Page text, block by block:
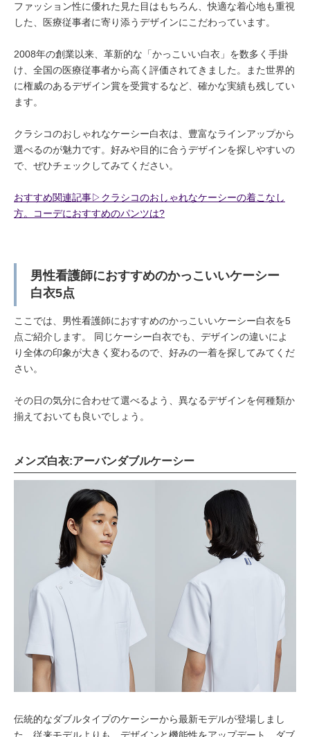
ファッション性に優れた見た目はもちろん、快適な着心地も重視
した、医療従事者に寄り添うデザインにこだわっています。
2008年の創業以来、革新的な「かっこいい白衣」を数多く手掛
け、全国の医療従事者から高く評価されてきました。また世界的
に権威のあるデザイン賞を受賞するなど、確かな実績も残してい
ます。
クラシコのおしゃれなケーシー白衣は、豊富なラインアップから
選べるのが魅力です。好みや目的に合うデザインを探しやすいの
で、ぜひチェックしてみてください。
おすすめ関連記事▷クラシコのおしゃれなケーシーの着こなし
方。コーデにおすすめのパンツは?
男性看護師におすすめのかっこいいケーシー
白衣5点
ここでは、男性看護師におすすめのかっこいいケーシー白衣を5
点ご紹介します。 同じケーシー白衣でも、デザインの違いによ
り全体の印象が大きく変わるので、好みの一着を探してみてくだ
さい。
その日の気分に合わせて選べるよう、異なるデザインを何種類か
揃えておいても良いでしょう。
メンズ白衣:アーバンダブルケーシー
伝統的なダブルタイプのケーシーから最新モデルが登場しまし